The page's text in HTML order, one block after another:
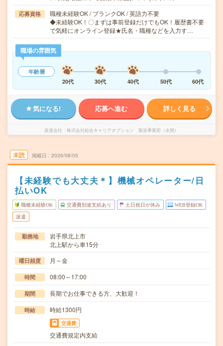
応募資格
職種未経験OK / ブランクOK / 英語力不要
◆未経験OK！〇まずは事前登録だけでもOK！履歴書不要
で気軽にオンライン登録★氏名・職種などを入力す…
職場の雰囲気
年齢層
20代
30代 40代 50代 60代
気になる! 応募へ進む 詳しく見る
派遣会社 株式会社綜合キャリアオプション 製造事業部（全国）
未読 掲載日 2026/08/05
【未経験でも大丈夫＊】機械オペレーター/日
払いOK
職種未経験OK 交通費別途支給あり 土日祝日が休み WEB登録OK
派遣
勤務地
岩手県北上市
北上駅から車15分
曜日頻度 月～金
時間 08:00～17:00
期間 長期でお仕事できる方、大歓迎！
時給 時給1300円
交通費
交通費規定内支給